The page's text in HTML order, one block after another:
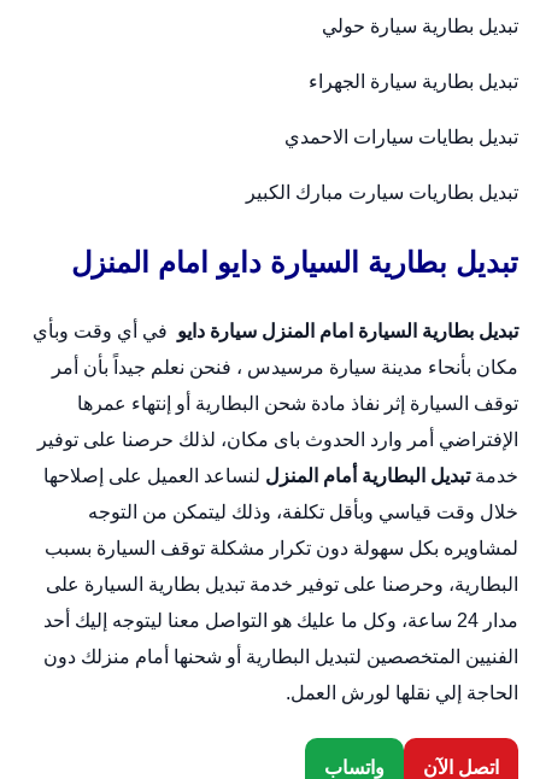
تبديل بطارية سيارة حولي
تبديل بطارية سيارة الجهراء
تبديل بطايات سيارات الاحمدي
تبديل بطاريات سيارت مبارك الكبير
تبديل بطارية السيارة دايو امام المنزل
تبديل بطارية السيارة امام المنزل سيارة دايو في أي وقت وبأي
مكان بأنحاء مدينة سيارة مرسيدس ، فنحن نعلم جيداً بأن أمر
توقف السيارة إثر نفاذ مادة شحن البطارية أو إنتهاء عمرها
الإفتراضي أمر وارد الحدوث باى مكان، لذلك حرصنا على توفير
خدمةتبديل البطارية أمام المنزل لنساعد العميل على إصلاحها
خلال وقت قياسي وبأقل تكلفة، وذلك ليتمكن من التوجه
لمشاويره بكل سهولة دون تكرار مشكلة توقف السيارة بسبب
البطارية، وحرصنا على توفير خدمة تبديل بطارية السيارة على
مدار 24 ساعة، وكل ما عليك هو التواصل معنا ليتوجه إليك أحد
الفنيين المتخصصين لتبديل البطارية أو شحنها أمام منزلك دون
الحاجة إلي نقلها لورش العمل.
اتصل الآن واتساب